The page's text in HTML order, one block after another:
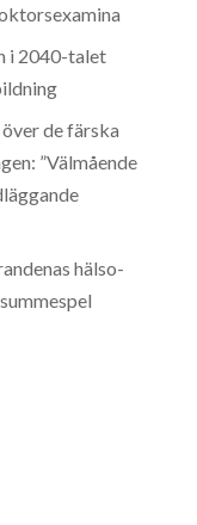
i 2040-talet
de färska
”Välmående
hälso-